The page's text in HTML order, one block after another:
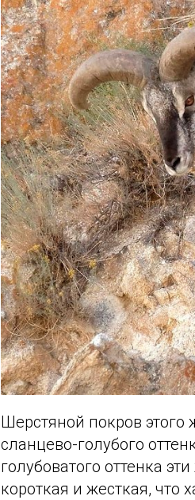
Шерстяной покров этого
сланцево-голубого
голубоватого оттенка
короткая и жесткая, что